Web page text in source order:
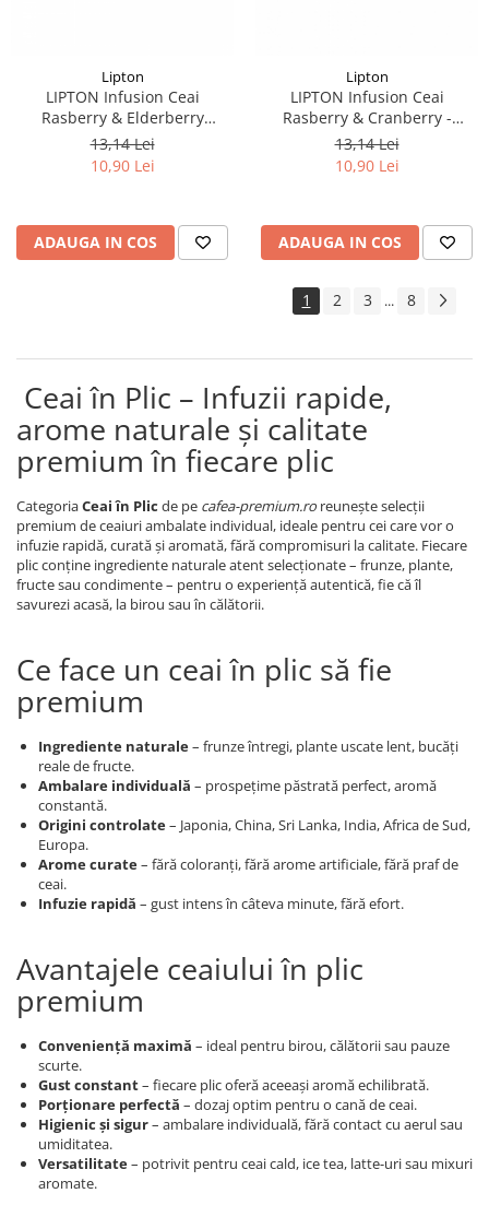
Lipton
LIPTON Infusion Ceai
Rasberry & Elderberry
Zmeura si Soc 20buc
13,14 Lei
10,90 Lei
ADAUGA IN COS
Lipton
LIPTON Infusion Ceai
Rasberry & Cranberry -
Zmeura si Merisoare 20buc
13,14 Lei
10,90 Lei
ADAUGA IN COS
1 2 3 ... 8
Ceai în Plic – Infuzii rapide,
arome naturale și calitate
premium în fiecare plic
CategoriaCeai în Plic de pe cafea-premium.ro reunește selecții
premium de ceaiuri ambalate individual, ideale pentru cei care vor o
infuzie rapidă, curată și aromată, fără compromisuri la calitate. Fiecare
plic conține ingrediente naturale atent selecționate – frunze, plante,
fructe sau condimente – pentru o experiență autentică, fie că îl
savurezi acasă, la birou sau în călătorii.
Ce face un ceai în plic să fie
premium
Ingrediente naturale– frunze întregi, plante uscate lent, bucăți
reale de fructe.
Ambalare individuală – prospețime păstrată perfect, aromă
constantă.
Origini controlate– Japonia, China, Sri Lanka, India, Africa de Sud,
Europa.
Arome curate– fără coloranți, fără arome artificiale, fără praf de
ceai.
Infuzie rapidă – gust intens în câteva minute, fără efort.
Avantajele ceaiului în plic
premium
Conveniență maximă – ideal pentru birou, călătorii sau pauze
scurte.
Gust constant– fiecare plic oferă aceeași aromă echilibrată.
Porționare perfectă – dozaj optim pentru o cană de ceai.
Higienic și sigur– ambalare individuală, fără contact cu aerul sau
umiditatea.
Versatilitate– potrivit pentru ceai cald, ice tea, latte-uri sau mixuri
aromate.